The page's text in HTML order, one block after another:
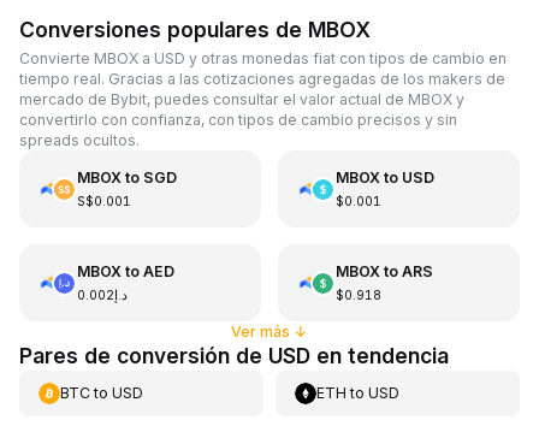
Conversiones populares de MBOX
Convierte MBOX a USD y otras monedas fiat con tipos de cambio en
tiempo real. Gracias a las cotizaciones agregadas de los makers de
mercado de Bybit, puedes consultar el valor actual de MBOX y
convertirlo con confianza, con tipos de cambio precisos y sin
spreads ocultos.
MBOXto SGD
S$0.001
MBOXto USD
$0.001
MBOXto AED
د.إ0.002
MBOXto ARS
$0.918
Ver más ↓
Pares de conversión de USD en tendencia
BTCto USD ETH toUSD